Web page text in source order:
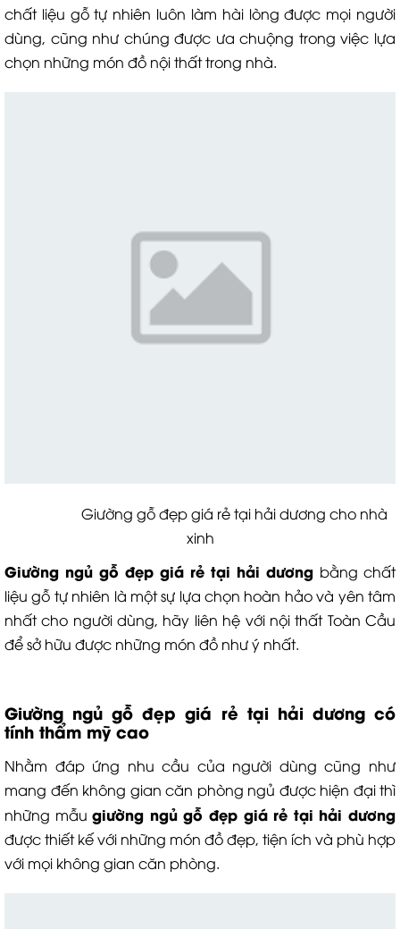
chất liệu gỗ tự nhiên luôn làm hài lòng được mọi người
dùng, cũng như chúng được ưa chuộng trong việc lựa
chọn những món đồ nội thất trong nhà.
Giường gỗ đẹp giá rẻ tại hải dương cho nhà
xinh
Giường ngủ gỗ đẹp giá rẻ tại hải dương bằng chất
liệu gỗ tự nhiên là một sự lựa chọn hoàn hảo và yên tâm
nhất cho người dùng, hãy liên hệ với nội thất Toàn Cầu
để sở hữu được những món đồ như ý nhất.
Giường ngủ gỗ đẹp giá rẻ tại hải dương có
tính thẩm mỹ cao
Nhằm đáp ứng nhu cầu của người dùng cũng như
mang đến không gian căn phòng ngủ được hiện đại thì
những mẫugiường ngủ gỗ đẹp giá rẻ tại hải dương
được thiết kế với những món đồ đẹp, tiện ích và phù hợp
với mọi không gian căn phòng.